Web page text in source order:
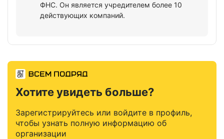
ФНС. Он является учредителем более 10
действующих компаний.
Хотите увидеть больше?
Зарегистрируйтесь или войдите в профиль,
чтобы узнать полную информацию об
организации